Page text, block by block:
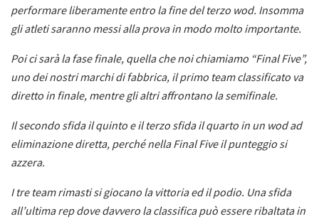
performare liberamente entro la fine del terzo wod. Insomma
gli atleti saranno messi alla prova in modo molto importante.
Poi ci sarà la fase finale, quella che noi chiamiamo “Final Five”,
uno dei nostri marchi di fabbrica, il primo team classificato va
diretto in finale, mentre gli altri affrontano la semifinale.
Il secondo sfida il quinto e il terzo sfida il quarto in un wod ad
eliminazione diretta, perché nella Final Five il punteggio si
azzera.
I tre team rimasti si giocano la vittoria ed il podio. Una sfida
all’ultima rep dove davvero la classifica può essere ribaltata in